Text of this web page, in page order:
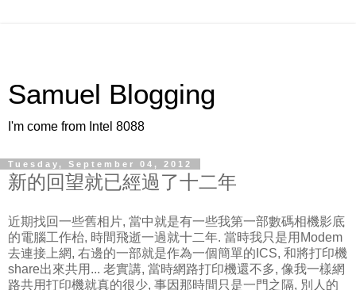
Samuel Blogging
I'm come from Intel 8088
Tuesday, September 04, 2012
新的回望就已經過了十二年
近期找回一些舊相片, 當中就是有一些我第一部數碼相機影底
的電腦工作枱, 時間飛逝一過就十二年. 當時我只是用Modem
去連接上網, 右邊的一部就是作為一個簡單的ICS, 和將打印機
share出來共用... 老實講, 當時網路打印機還不多, 像我一樣網
路共用打印機就真的很少, 事因那時間只是一門之隔, 別人的